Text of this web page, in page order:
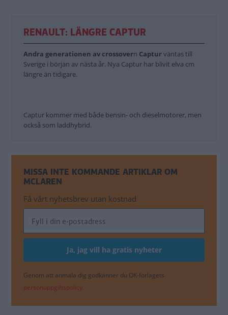
RENAULT: LÄNGRE CAPTUR
Andra generationen av crossovern Capturväntas till
Sverige i början av nästa år. Nya Captur har blivit elva cm
längre än tidigare.
Captur kommer med både bensin- och dieselmotorer, men
också som laddhybrid.
MISSA INTE KOMMANDE ARTIKLAR OM
MCLAREN
Få vårt nyhetsbrev utan kostnad
Genom att anmäla dig godkänner du OK-förlagets
personuppgiftspolicy.